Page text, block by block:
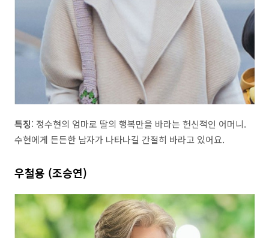
특징: 정수현의 엄마로 딸의 행복만을 바라는 헌신적인 어머니.
수현에게 든든한 남자가 나타나길 간절히 바라고 있어요.
우철용 (조승연)